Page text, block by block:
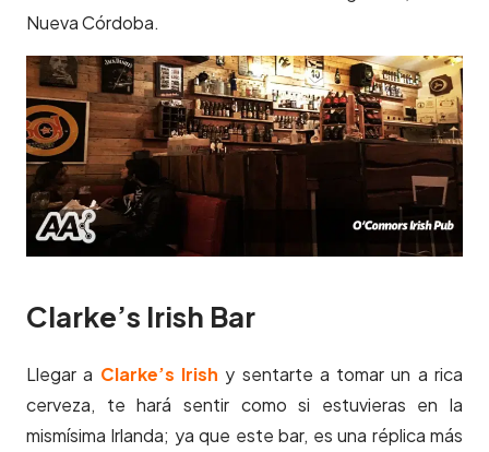
Nueva Córdoba.
Clarke’s Irish Bar
Llegar a Clarke’s Irish y sentarte a tomar un a rica
cerveza, te hará sentir como si estuvieras en la
mismísima Irlanda; ya que este bar, es una réplica más